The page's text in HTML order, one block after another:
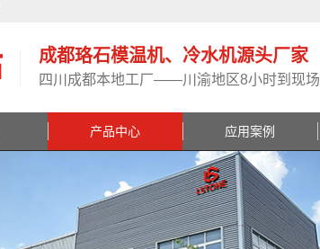
成都珞石模温机、冷水机源头厂家
四川成都本地工厂——川渝地区8小时到现场
产品中心 应用案例